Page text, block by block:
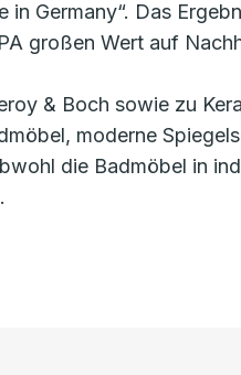
Germany“. Das
großen Wert auf
& Boch sowie zu
moderne
die Badmöbel in